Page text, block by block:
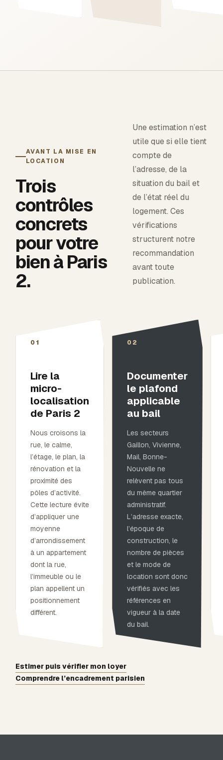
AVANT LA MISE EN
LOCATION
Trois
contrôles
concrets
pour votre
bien àParis
2.
Une estimation n’est
utile que si elle tient
compte de
l’adresse, de la
situation du bail et
de l’état réel du
logement. Ces
vérifications
structurent notre
recommandation
avant toute
publication.
01
Lire la
micro-
localisation
de Paris 2
Nous croisons la
rue, le calme,
l’étage, le plan, la
rénovation et la
proximité des
pôles d’activité.
Cette lecture évite
d’appliquer une
moyenne
d’arrondissement
à un appartement
dont la rue,
l’immeuble ou le
plan appellent un
positionnement
différent.
02
Documenter
le plafond
applicable
au bail
Les secteurs
Gaillon, Vivienne,
Mail, Bonne-
Nouvelle ne
relèvent pas tous
du même quartier
administratif.
L’adresse exacte,
l’époque de
construction, le
nombre de pièces
et le mode de
location sont donc
vérifiés avec les
références en
vigueur à la date
du bail.
Estimer puis vérifier mon loyer
Comprendre l’encadrement parisien